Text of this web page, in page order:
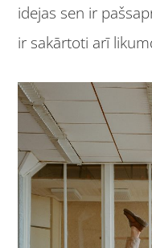
idejas sen ir
ir sakārtoti arī